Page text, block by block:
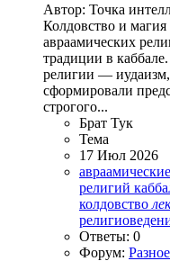
Автор: Точка
Колдовство и
авраамических
традиции в
религии —
сформировали
строгого...
Брат Тук
Тема
17 Июл 2026
религий
колдовство
Ответы: 0
Форум: Разное